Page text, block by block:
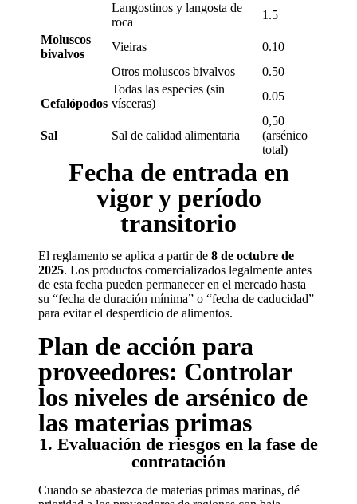
Langostinos y langosta de
roca
1.5
Moluscos
bivalvos
Vieiras
0.10
Otros moluscos bivalvos
0.50
Cefalópodos
Todas las especies (sin
vísceras)
0.05
Sal Sal de calidad alimentaria
0,50
(arsénico
total)
Fecha de entrada en
vigor y período
transitorio
El reglamento se aplica a partir de 8 de octubre de
2025. Los productos comercializados legalmente antes
de esta fecha pueden permanecer en el mercado hasta
su “fecha de duración mínima” o “fecha de caducidad”
para evitar el desperdicio de alimentos.
Plan de acción para
proveedores: Controlar
los niveles de arsénico de
las materias primas
1. Evaluación de riesgos en la fase de
contratación
Cuando se abastezca de materias primas marinas, dé